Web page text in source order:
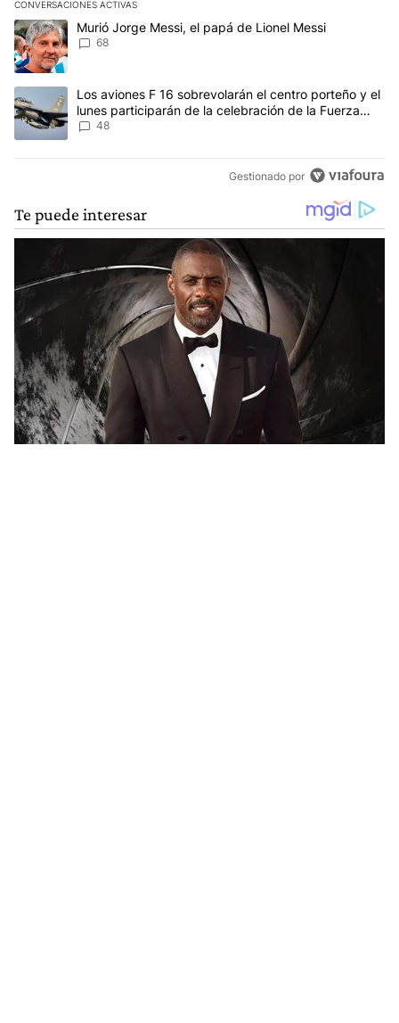
CONVERSACIONES ACTIVAS
Este listado muestra los artículos con más comentarios en los
Un artículo de tendencia con el título "Murió Jorge Messi, el
Murió Jorge Messi, el papá de Lionel Messi
68
Un artículo de tendencia con el título "Los aviones F 16
Los aviones F 16 sobrevolarán el centro porteño y el
lunes participarán de la celebración de la Fuerza
Aérea
48
Gestionado por